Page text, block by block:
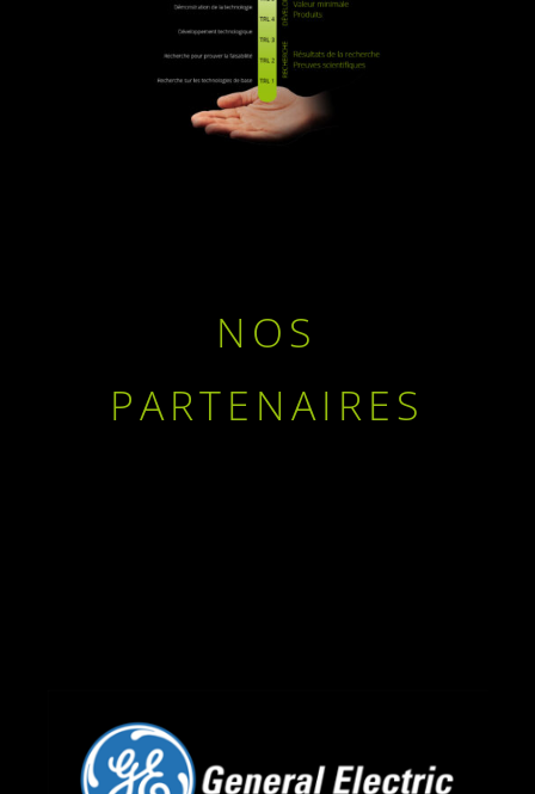
NOS
PARTENAIRES